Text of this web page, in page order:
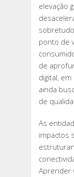
elevação
ponto de
de
digital,
ainda
de
As
impactos
Aprender